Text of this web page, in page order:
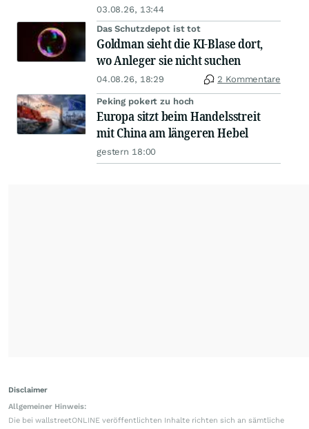
03.08.26, 13:44
Das Schutzdepot ist tot
Goldman sieht die KI-Blase dort,
wo Anleger sie nicht suchen
04.08.26, 18:29 2 Kommentare
Peking pokert zu hoch
Europa sitzt beim Handelsstreit
mit China am längeren Hebel
gestern 18:00
Disclaimer
Allgemeiner Hinweis:
Die bei wallstreetONLINE veröffentlichten Inhalte richten sich an sämtliche